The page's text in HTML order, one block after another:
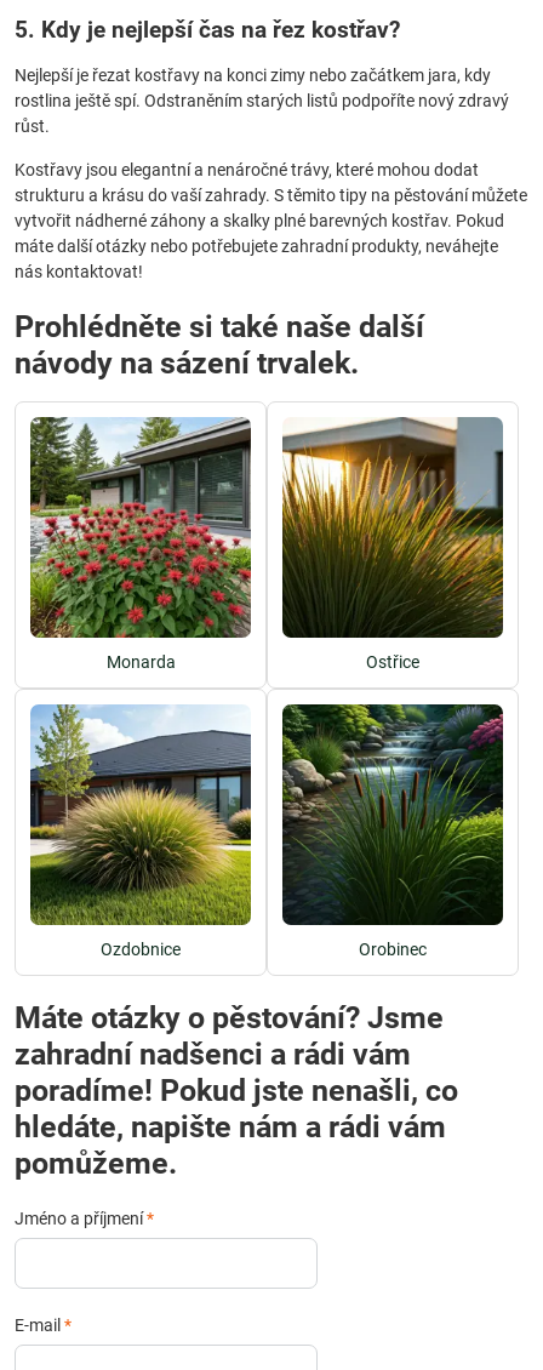
5. Kdy je nejlepší čas na řez kostřav?
Nejlepší je řezat kostřavy na konci zimy nebo začátkem jara, kdy
rostlina ještě spí. Odstraněním starých listů podpoříte nový zdravý
růst.
Kostřavy jsou elegantní a nenáročné trávy, které mohou dodat
strukturu a krásu do vaší zahrady. S těmito tipy na pěstování můžete
vytvořit nádherné záhony a skalky plné barevných kostřav. Pokud
máte další otázky nebo potřebujete zahradní produkty, neváhejte
nás kontaktovat!
Prohlédněte si také naše další
návody na sázení trvalek.
Monarda Ostřice
Ozdobnice Orobinec
Máte otázky o pěstování? Jsme
zahradní nadšenci a rádi vám
poradíme! Pokud jste nenašli, co
hledáte, napište nám a rádi vám
pomůžeme.
Jméno a příjmení*
E-mail *